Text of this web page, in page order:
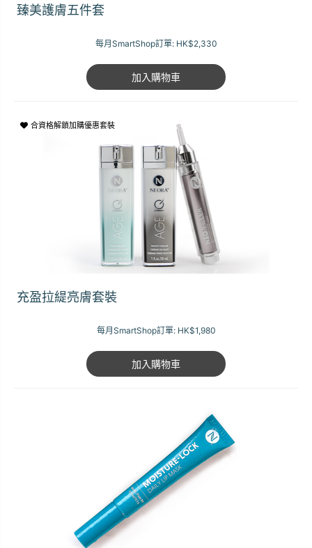
臻美護膚五件套
每月SmartShop訂單: HK$2,330
加入購物車
合資格解鎖加購優惠套裝
充盈拉緹亮膚套裝
每月SmartShop訂單: HK$1,980
加入購物車